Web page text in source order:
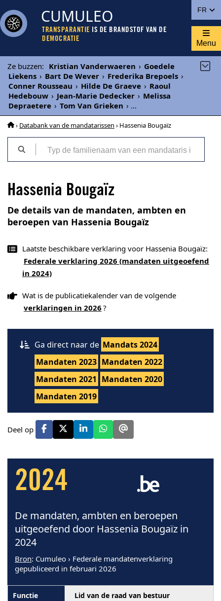
FR
CUMULEO
TRANSPARANTIE IS DE BRANDSTOF VAN DE
DEMOCRATIE
Menu
Ze buzzen: Kristian Vanderwaeren › Goedele
Liekens › Bart De Wever › Frederika Brepoels ›
Conner Rousseau › Hilde De Graeve › Raoul
Hedebouw › Jean-Marie Dedecker › Melissa
Depraetere › Tom Van Grieken › ...
› Databank van de mandatarissen › Hassenia Bougaïz
Hassenia Bougaïz
De details van de mandaten, ambten en
beroepen van Hassenia Bougaïz
Laatste beschikbare verklaring voor Hassenia Bougaïz:
Federale verklaring 2026 (mandaten uitgeoefend
in 2024)
Wat is de publicatiekalender van de volgende
verklaringen in 2026 ?
Ga direct naar de Mandats 2024
Mandaten 2023 Mandaten 2022
Mandaten 2021 Mandaten 2020
Mandaten 2019
Deel op
2024
De mandaten, ambten en beroepen
uitgeoefend door Hassenia Bougaïz in
2024
Bron: Cumuleo › Federale mandatenverklaring
gepubliceerd in februari 2026
Lid van de raad van bestuur